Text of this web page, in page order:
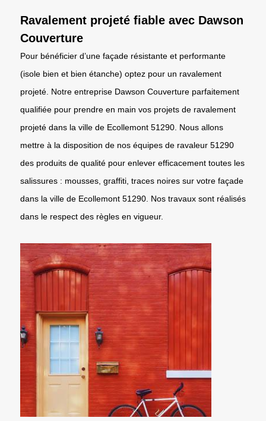
Ravalement projeté fiable avec Dawson
Couverture
Pour bénéficier d’une façade résistante et performante
(isole bien et bien étanche) optez pour un ravalement
projeté. Notre entreprise Dawson Couverture parfaitement
qualifiée pour prendre en main vos projets de ravalement
projeté dans la ville de Ecollemont 51290. Nous allons
mettre à la disposition de nos équipes de ravaleur 51290
des produits de qualité pour enlever efficacement toutes les
salissures : mousses, graffiti, traces noires sur votre façade
dans la ville de Ecollemont 51290. Nos travaux sont réalisés
dans le respect des règles en vigueur.